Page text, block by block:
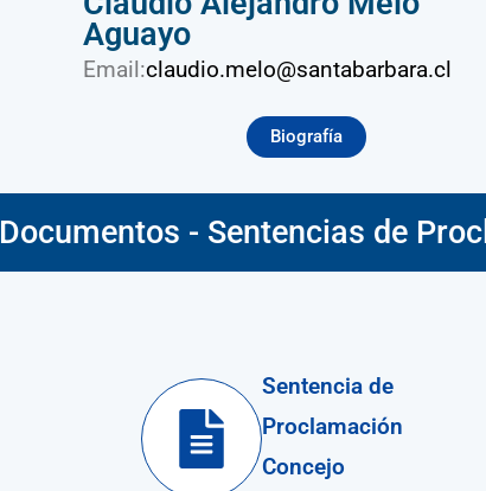
Aguayo
Email:claudio.melo@santabarbara.cl
Biografía
Documentos - Sentencias de
Sentencia de
Proclamación
Concejo